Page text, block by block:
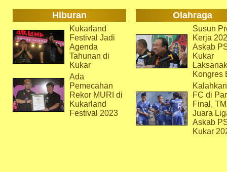
Hiburan Olahraga
Kukarland
Festival Jadi
Agenda
Tahunan di
Kukar
Ada
Pemecahan
Rekor MURI di
Kukarland
Festival 2023
Susun
Kerja
Askab
Kukar
Kongres
FC di
Final,
Juara
Askab
Kukar